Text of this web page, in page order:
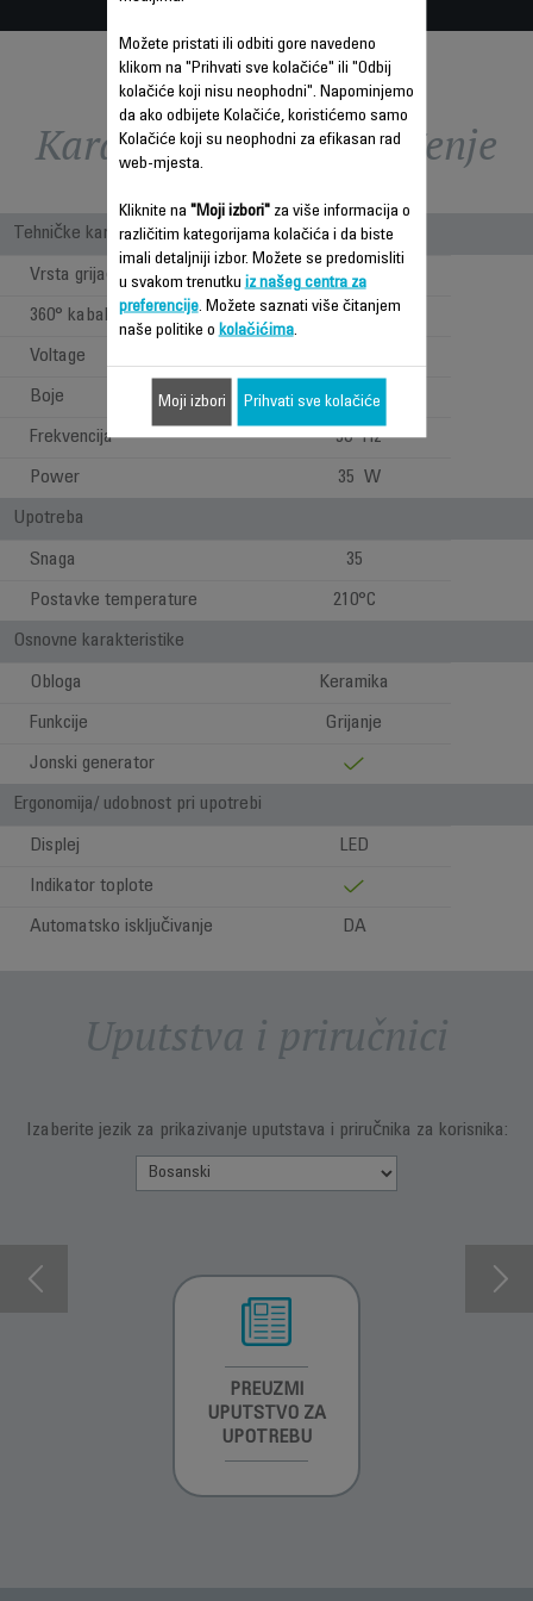
Karakteristike - Poređenje
Tehničke karakteristike
Vrsta grijača Keramika
360° kabal
Voltage
Boje Crna i roza
Frekvencija 50 Hz
Power 35 W
Upotreba
Snaga 35
Postavke temperature 210°C
Osnovne karakteristike
Obloga Keramika
Funkcije Grijanje
Jonski generator
Ergonomija/ udobnost pri upotrebi
Displej LED
Indikator toplote
Automatsko isključivanje DA
Uputstva i priručnici
Izaberite jezik za prikazivanje uputstava i priručnika za korisnika:
PREUZMI
UPUTSTVO ZA
UPOTREBU
Možete pristati ili odbiti gore navedeno
klikom na "Prihvati sve kolačiće" ili "Odbij
kolačiće koji nisu neophodni". Napominjemo
da ako odbijete Kolačiće, koristićemo samo
Kolačiće koji su neophodni za efikasan rad
web-mjesta.
Kliknite na "Moji izbori"za više informacija o
različitim kategorijama kolačića i da biste
imali detaljniji izbor. Možete se predomisliti
u svakom trenutku iz našeg centra za
preferencije. Možete saznati više čitanjem
naše politike o kolačićima.
Moji izbori Prihvati sve kolačiće